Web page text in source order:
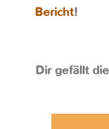
Bericht!
Dir gefällt